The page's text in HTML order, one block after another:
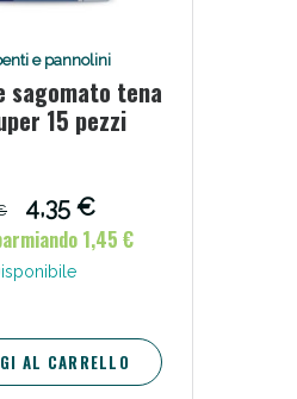
e pannolini
sagomato tena
15 pezzi
4,35 €
1,45 €
AL CARRELLO